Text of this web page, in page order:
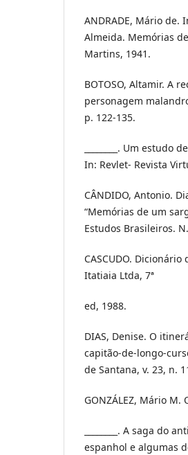
ANDRADE, Mário
Almeida. Memórias
Martins, 1941.
BOTOSO, Altamir. A
personagem
p. 122-135.
________. Um
In: Revlet- Revista
CÂNDIDO, Antonio.
“Memórias de um
Estudos Brasileiros.
CASCUDO.
Itatiaia Ltda, 7ª
ed, 1988.
DIAS, Denise. O
capitão-de-longo-
de Santana, v. 23, n.
GONZÁLEZ, Mário M.
________. A saga
espanhol e algumas